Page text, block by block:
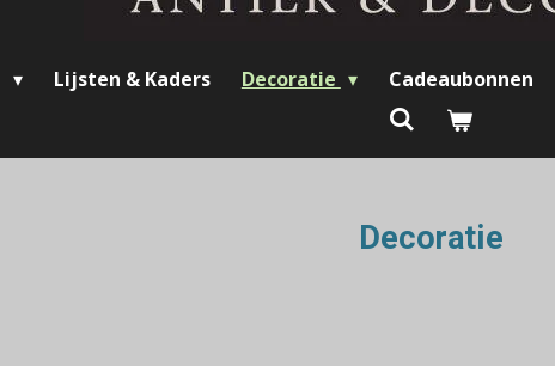
Lijsten & Kaders Decoratie Cadeaubonnen
Decoratie